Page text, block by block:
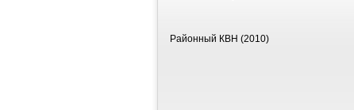
Районный КВН (2010)